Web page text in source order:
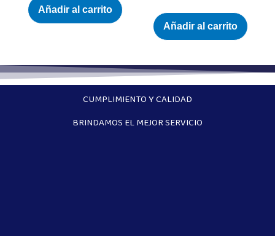
Añadir al carrito
Añadir al carrito
CUMPLIMIENTO Y CALIDAD
BRINDAMOS EL MEJOR SERVICIO